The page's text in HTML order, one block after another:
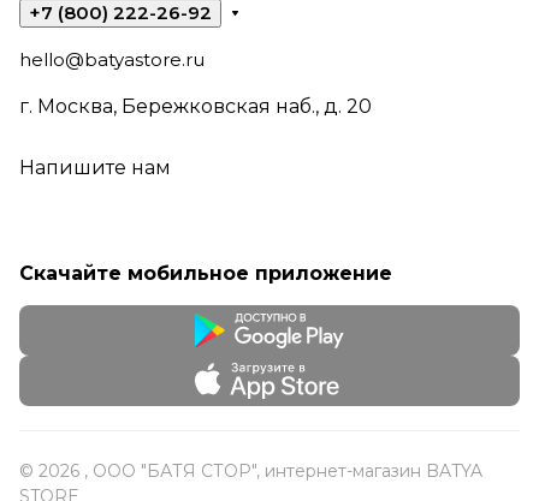
+7 (800) 222-26-92
hello@batyastore.ru
г. Москва, Бережковская наб., д. 20
Напишите нам
Скачайте мобильное приложение
© 2026 , ООО "БАТЯ СТОР", интернет-магазин BATYA
STORE